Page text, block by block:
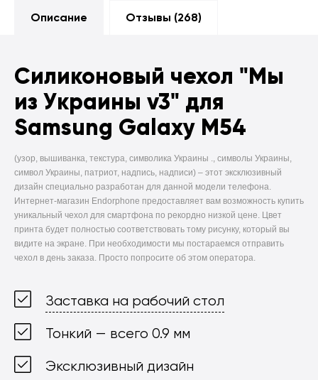
Описание Отзывы (268)
Силиконовый чехол "Мы
из Украины v3" для
Samsung Galaxy M54
(узор, вышиванка, текстура, символика Украины ., символы Украины,
символ Украины, патриот, надпись, надписи) – этот эксклюзивный
дизайн специально разработан для данной модели телефона.
Интернет-магазин Endorphone предоставляет вам возможность купить
уникальный чехол для смартфона по рекордно низкой цене. Цвет
принта будет полностью соответствовать тому рисунку, который вы
видите на экране. При необходимости мы постараемся отправить
чехол в день заказа. Просто попросите об этом оператора.
Заставка на рабочий стол
Тонкий — всего 0.9 мм
Эксклюзивный дизайн